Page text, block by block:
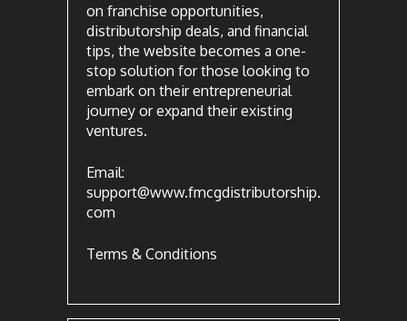
on franchise opportunities,
distributorship deals, and financial
tips, the website becomes a one-
stop solution for those looking to
embark on their entrepreneurial
journey or expand their existing
ventures.
Email:
support@www.fmcgdistributorship.
com
Terms & Conditions